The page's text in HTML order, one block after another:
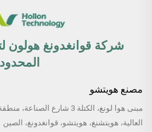
شركة قوانغدونغ هولون
مصنع هويتشو
مبنى هوا لونغ، الكتلة 3 شارع
العالية، هويتشنغ، هويتشو، قوانغدونغ، الصين